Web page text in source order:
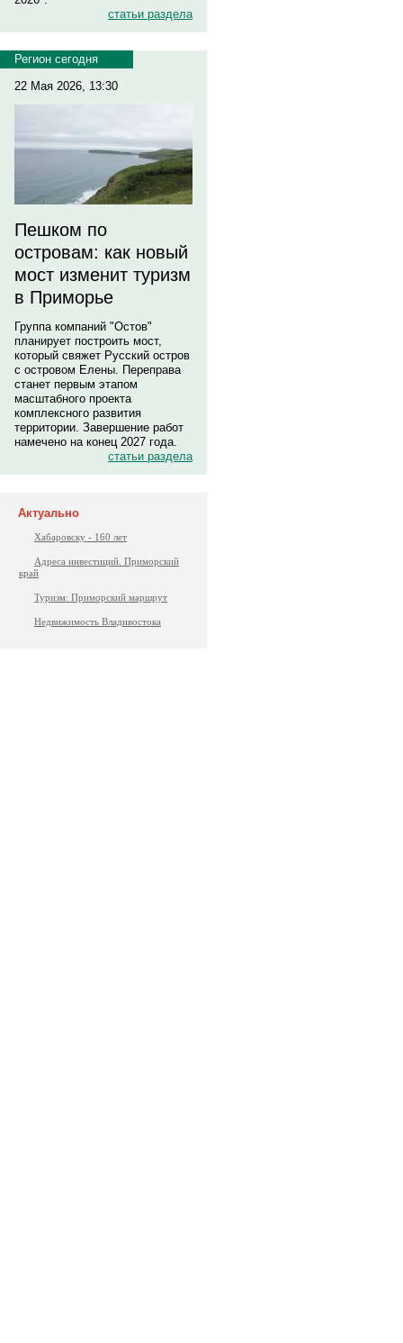
статьи раздела
Регион сегодня
22 Мая 2026, 13:30
Пешком по
островам: как новый
мост изменит туризм
в Приморье
Группа компаний "Остов"
планирует построить мост,
который свяжет Русский остров
с островом Елены. Переправа
станет первым этапом
масштабного проекта
комплексного развития
территории. Завершение работ
намечено на конец 2027 года.
статьи раздела
Актуально
Хабаровску - 160 лет
Адреса инвестиций. Приморский
край
Туризм: Приморский маршрут
Недвижимость Владивостока